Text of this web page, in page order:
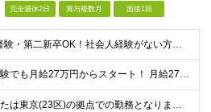
完全週休2日 賞与複数月 面接1回
*＼未経験・第二新卒OK！社会人経験がない方も歓迎／* ★基本的なPCスキルをお持ちの方 ※学歴不問 ※第二新卒の方やブランクがある方もお気軽にご応募ください！ ～以下のような方にピッタリです～ ◎
★未経験でも月給27万円からスタート！ 月給27万～35万円＋残業代＋賞与年2回 ※経験・スキルに応じて給与を決定します ※試用期間6ヶ月あり（期間中の給与・待遇に差異はありません） ※みなし残業
本社または東京(23区)の拠点での勤務となります。 ※希望を考慮のうえ決定します。 【本社】品川駅から徒歩5分の好立地 東京都港区高輪3丁目25番35号パーク高輪石松第二ビル4F 【拠点例】 グラ